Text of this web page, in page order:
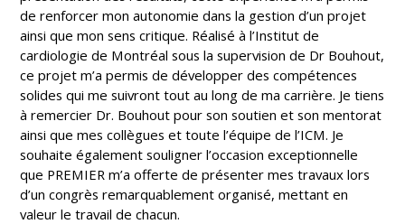
de renforcer mon autonomie dans la gestion d’un projet
ainsi que mon sens critique. Réalisé à l’Institut de
cardiologie de Montréal sous la supervision de Dr Bouhout,
ce projet m’a permis de développer des compétences
solides qui me suivront tout au long de ma carrière. Je tiens
à remercier Dr. Bouhout pour son soutien et son mentorat
ainsi que mes collègues et toute l’équipe de l’ICM. Je
souhaite également souligner l’occasion exceptionnelle
que PREMIER m’a offerte de présenter mes travaux lors
d’un congrès remarquablement organisé, mettant en
valeur le travail de chacun.